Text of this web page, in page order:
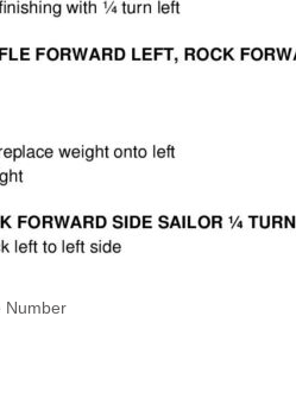
Number